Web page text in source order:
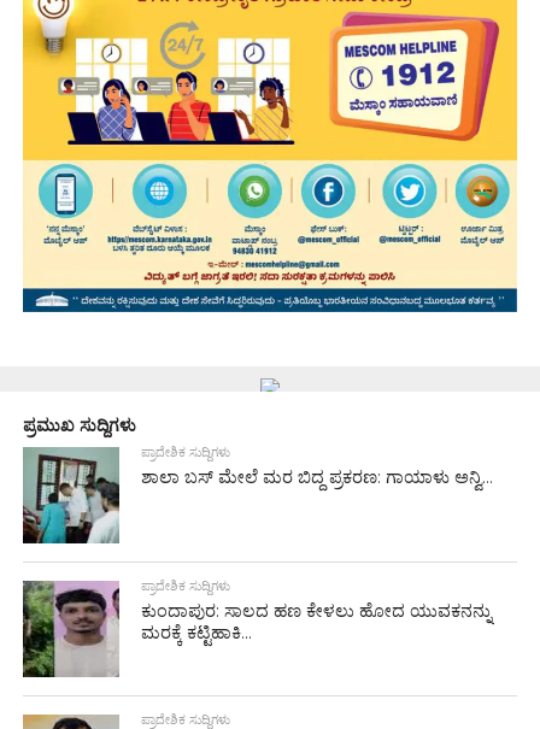
ಪ್ರಮುಖ ಸುದ್ದಿಗಳು
ಪ್ರಾದೇಶಿಕ ಸುದ್ದಿಗಳು
ಶಾಲಾ ಬಸ್ ಮೇಲೆ ಮರ ಬಿದ್ದ ಪ್ರಕರಣ: ಗಾಯಾಳು ಅನ್ವಿ...
ಪ್ರಾದೇಶಿಕ ಸುದ್ದಿಗಳು
ಕುಂದಾಪುರ: ಸಾಲದ ಹಣ ಕೇಳಲು ಹೋದ ಯುವಕನನ್ನು
ಮರಕ್ಕೆ ಕಟ್ಟಿಹಾಕಿ...
ಪ್ರಾದೇಶಿಕ ಸುದ್ದಿಗಳು